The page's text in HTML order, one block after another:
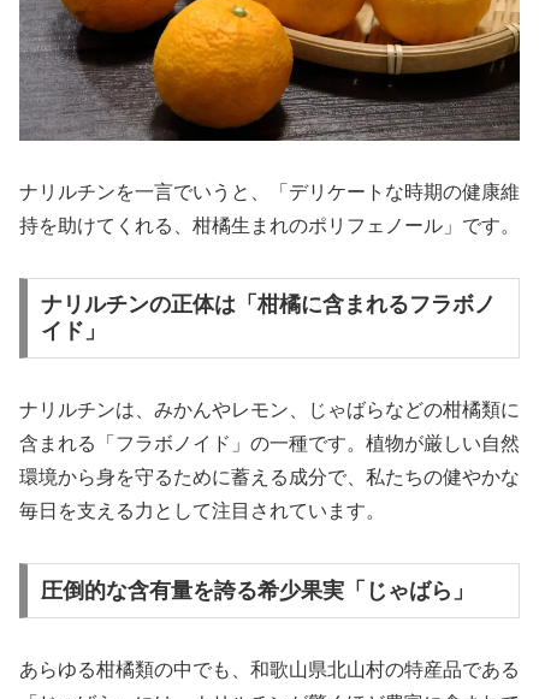
ナリルチンを一言でいうと、「デリケートな時期の健康維
持を助けてくれる、柑橘生まれのポリフェノール」です。
ナリルチンの正体は「柑橘に含まれるフラボノ
イド」
ナリルチンは、みかんやレモン、じゃばらなどの柑橘類に
含まれる「フラボノイド」の一種です。植物が厳しい自然
環境から身を守るために蓄える成分で、私たちの健やかな
毎日を支える力として注目されています。
圧倒的な含有量を誇る希少果実「じゃばら」
あらゆる柑橘類の中でも、和歌山県北山村の特産品である